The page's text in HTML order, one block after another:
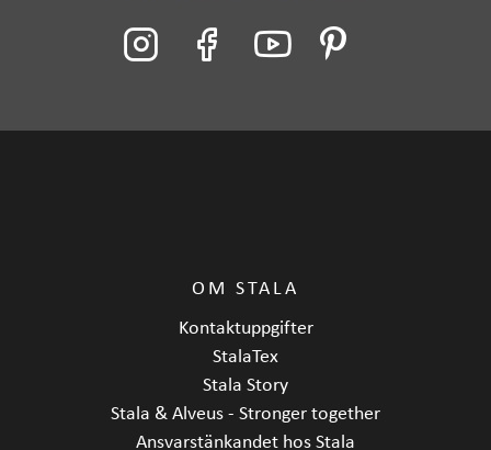
Garanti (månad)
24
OM STALA
Kontaktuppgifter
StalaTex
Stala Story
Stala & Alveus - Stronger together
Ansvarstänkandet hos Stala